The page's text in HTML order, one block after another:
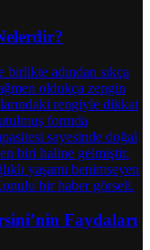
Faydaları